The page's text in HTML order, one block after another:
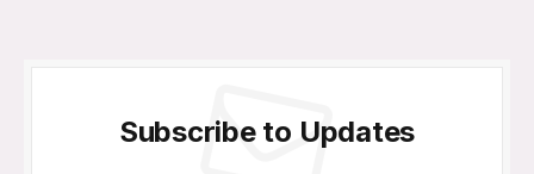
Subscribe to Updates